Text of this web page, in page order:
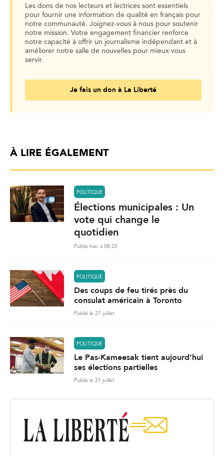
Les dons de nos lecteurs et lectrices sont essentiels
pour fournir une information de qualité en français pour
notre communauté. Joignez-vous à nous pour soutenir
notre mission. Votre engagement financier renforce
notre capacité à offrir un journalisme indépendant et à
améliorer notre salle de nouvelles pour mieux vous
servir.
Je fais un don à La Liberté
À LIRE ÉGALEMENT
POLITIQUE
Élections municipales : Un
vote qui change le
quotidien
Publié hier à 08:20
POLITIQUE
Des coups de feu tirés près du
consulat américain à Toronto
Publié le 27 juillet
POLITIQUE
Le Pas-Kameesak tient aujourd’hui
ses élections partielles
Publié le 21 juillet